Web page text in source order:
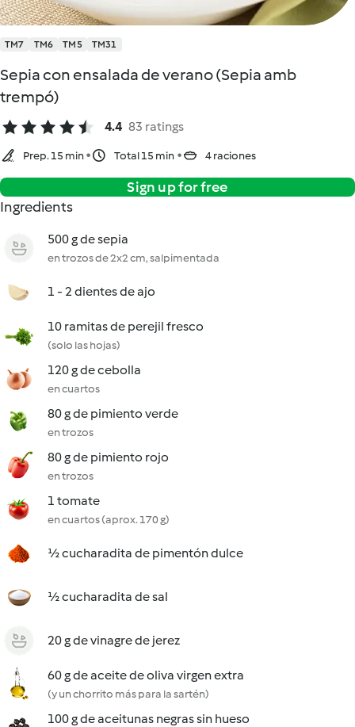
TM7 TM6 TM5 TM31
Sepia con ensalada de verano (Sepia amb
trempó)
4.4 83 ratings
Prep. 15 min Total 15 min 4 raciones
Sign up for free
Ingredients
500 g de sepia
en trozos de 2x2 cm, salpimentada
1 - 2 dientes de ajo
10 ramitas de perejil fresco
(solo las hojas)
120 g de cebolla
en cuartos
80 g de pimiento verde
en trozos
80 g de pimiento rojo
en trozos
1 tomate
en cuartos (aprox. 170 g)
½ cucharadita de pimentón dulce
½ cucharadita de sal
20 g de vinagre de jerez
60 g de aceite de oliva virgen extra
(y un chorrito más para la sartén)
100 g de aceitunas negras sin hueso